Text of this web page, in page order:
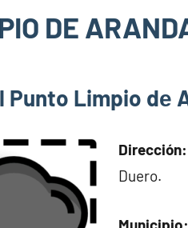
España
DE
Punto Limpio dе
Dirección:
Duero.